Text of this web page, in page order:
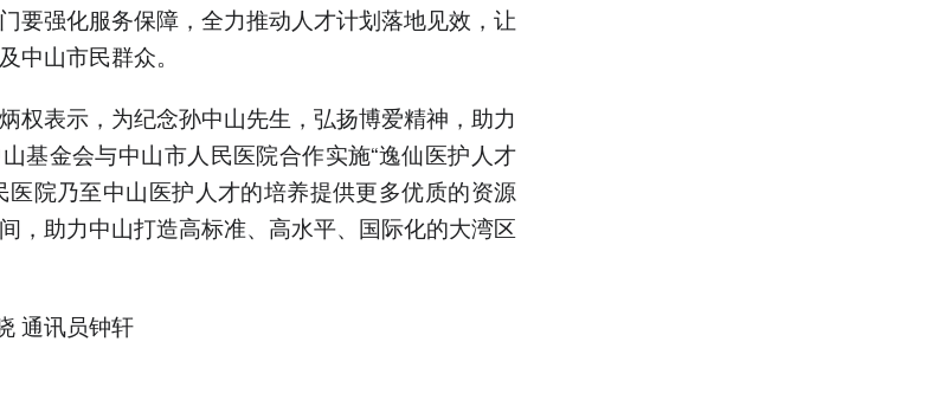
要强化服务保障，全力推动人才计划落地见效，让
中山市民群众。
权表示，为纪念孙中山先生，弘扬博爱精神，助力
基金会与中山市人民医院合作实施“逸仙医护人才
医院乃至中山医护人才的培养提供更多优质的资源
，助力中山打造高标准、高水平、国际化的大湾区
通讯员钟轩